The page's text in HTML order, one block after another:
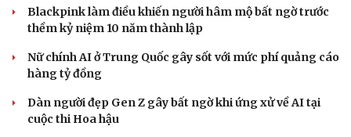
Du lịch
Tư vấn
Podcast
Blackpink làm điều khiến người hâm mộ bất ngờ trước
thềm kỷ niệm 10 năm thành lập
Nữ chính AI ở Trung Quốc gây sốt với mức phí quảng cáo
hàng tỷ đồng
Dàn người đẹp Gen Z gây bất ngờ khi ứng xử về AI tại
cuộc thi Hoa hậu